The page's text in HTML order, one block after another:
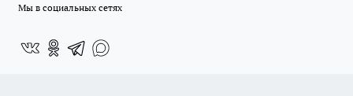
Мы в социальных сетях